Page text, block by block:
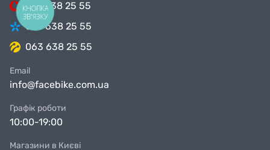
099 638 25 55
098 638 25 55
063 638 25 55
Email
info@facebike.com.ua
Графік роботи
10:00-19:00
Магазини в Києві
КНОПКА
ЗВ'ЯЗКУ